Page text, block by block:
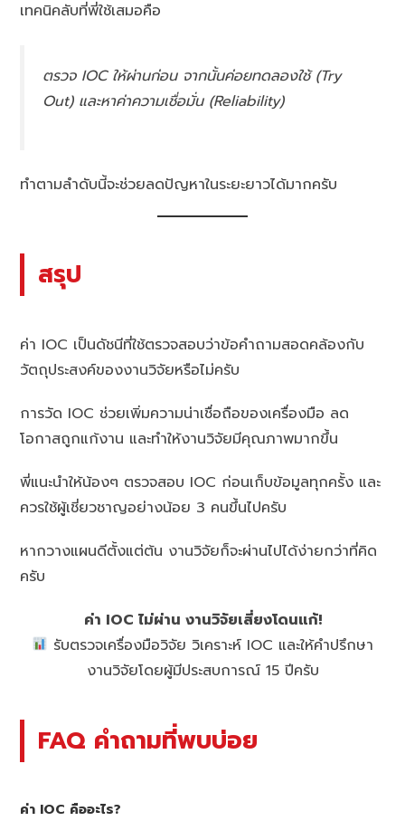
เทคนิคลับที่พี่ใช้เสมอคือ
ตรวจ IOC ให้ผ่านก่อน จากนั้นค่อยทดลองใช้ (Try
Out) และหาค่าความเชื่อมั่น (Reliability)
ทำตามลำดับนี้จะช่วยลดปัญหาในระยะยาวได้มากครับ
สรุป
ค่า IOC เป็นดัชนีที่ใช้ตรวจสอบว่าข้อคำถามสอดคล้องกับ
วัตถุประสงค์ของงานวิจัยหรือไม่ครับ
การวัด IOC ช่วยเพิ่มความน่าเชื่อถือของเครื่องมือ ลด
โอกาสถูกแก้งาน และทำให้งานวิจัยมีคุณภาพมากขึ้น
พี่แนะนำให้น้องๆ ตรวจสอบ IOC ก่อนเก็บข้อมูลทุกครั้ง และ
ควรใช้ผู้เชี่ยวชาญอย่างน้อย 3 คนขึ้นไปครับ
หากวางแผนดีตั้งแต่ต้น งานวิจัยก็จะผ่านไปได้ง่ายกว่าที่คิด
ครับ
ค่า IOC ไม่ผ่าน งานวิจัยเสี่ยงโดนแก้!
รับตรวจเครื่องมือวิจัย วิเคราะห์ IOC และให้คำปรึกษา
งานวิจัยโดยผู้มีประสบการณ์ 15 ปีครับ
FAQ คำถามที่พบบ่อย
ค่า IOC คืออะไร?